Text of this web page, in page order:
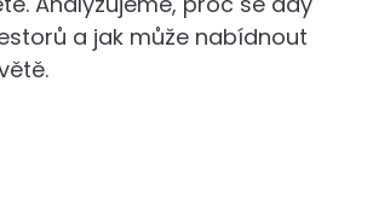
a jak může nabídnout